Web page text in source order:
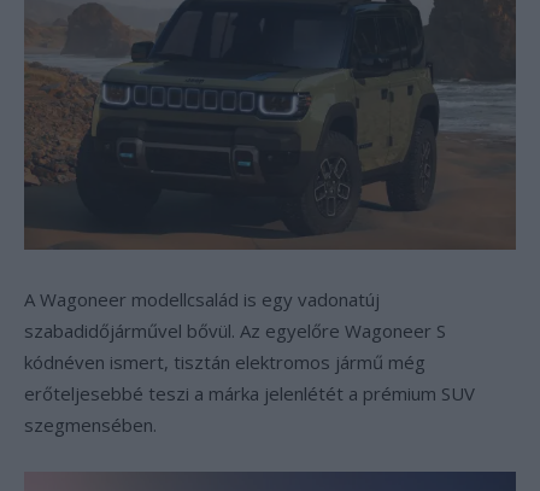
A Wagoneer modellcsalád is egy vadonatúj
szabadidőjárművel bővül. Az egyelőre Wagoneer S
kódnéven ismert, tisztán elektromos jármű még
erőteljesebbé teszi a márka jelenlétét a prémium SUV
szegmensében.